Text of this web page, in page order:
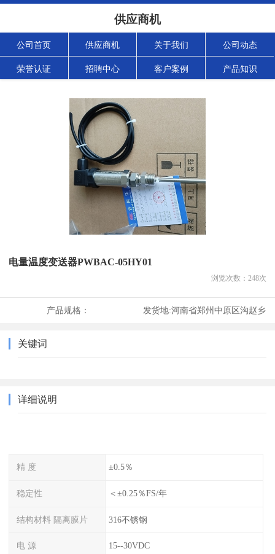
供应商机
公司首页 供应商机 关于我们 公司动态
荣誉认证 招聘中心 客户案例 产品知识
电量温度变送器PWBAC-05HY01
浏览次数： 248次
产品规格： 发货地:河南省郑州中原区沟赵乡
关键词
详细说明
精 度 ±0.5％
稳定性 ＜±0.25％FS/年
结构材料 隔离膜片 316不锈钢
电 源 15--30VDC